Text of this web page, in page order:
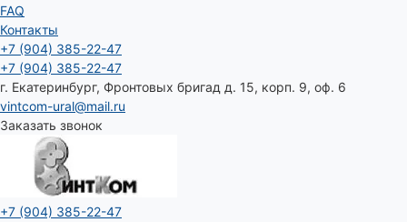
FAQ
Контакты
+7 (904) 385-22-47
+7 (904) 385-22-47
г. Екатеринбург, Фронтовых бригад д. 15, корп. 9, оф. 6
vintcom-ural@mail.ru
Заказать звонок
+7 (904) 385-22-47